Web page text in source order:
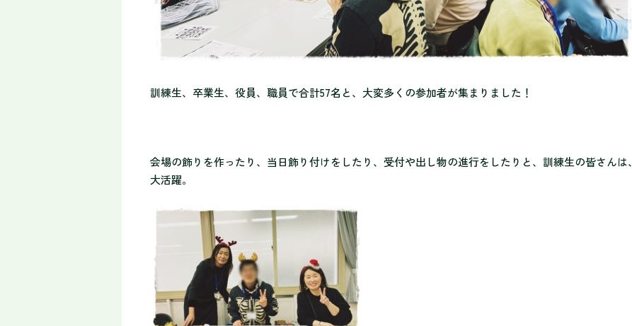
訓練生、卒業生、役員、職員で合計57名と、大変多く の参加者が集まりました！
会場の飾りを作ったり、当日飾り付けをしたり、受付や出し物の進行をしたりと、訓練生の皆さんは、
大活躍。